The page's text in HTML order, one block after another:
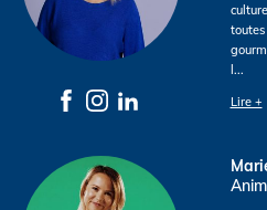
toutes
l...
Lire +